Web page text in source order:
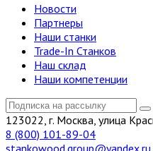
Новости
Партнеры
Наши станки
Trade-In Станков
Наш склад
Наши компетенции
123022, г. Москва, улица
8 (800) 101-89-04
stankowood.group@yandex.ru